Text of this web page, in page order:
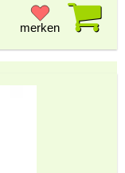
merken